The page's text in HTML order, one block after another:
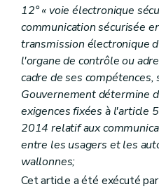
12° « voie électronique
communication sécurisée
transmission électronique
l'organe de contrôle ou
cadre de ses
Gouvernement détermine
exigences fixées à l'article
2014 relatif aux
entre les usagers et les
wallonnes;
Cet article a été exécuté